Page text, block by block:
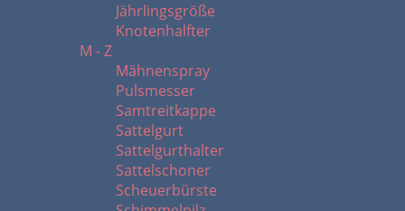
Jährlingsgröße
Knotenhalfter
M - Z
Mähnenspray
Pulsmesser
Samtreitkappe
Sattelgurt
Sattelgurthalter
Sattelschoner
Scheuerbürste